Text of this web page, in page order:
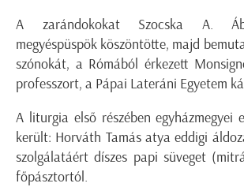
A zarándokokat Szocska A.
megyéspüspök köszöntötte, majd
szónokát, a Rómából érkezett
professzort, a Pápai Lateráni Egyetem
A liturgia első részében egyházmegyei
került: Horváth Tamás atya eddigi
szolgálatáért díszes papi süveget
főpásztortól.